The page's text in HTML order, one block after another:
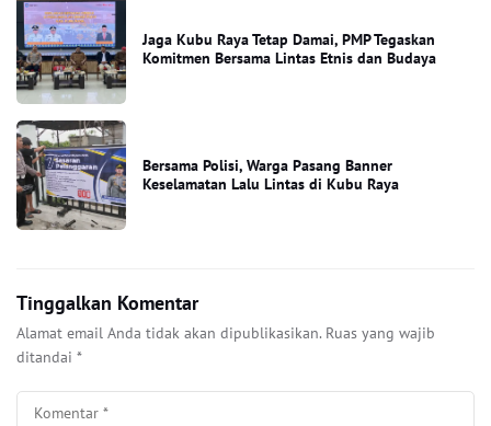
Jaga Kubu Raya Tetap Damai, PMP Tegaskan
Komitmen Bersama Lintas Etnis dan Budaya
Bersama Polisi, Warga Pasang Banner
Keselamatan Lalu Lintas di Kubu Raya
Tinggalkan Komentar
Alamat email Anda tidak akan dipublikasikan. Ruas yang wajib
ditandai *